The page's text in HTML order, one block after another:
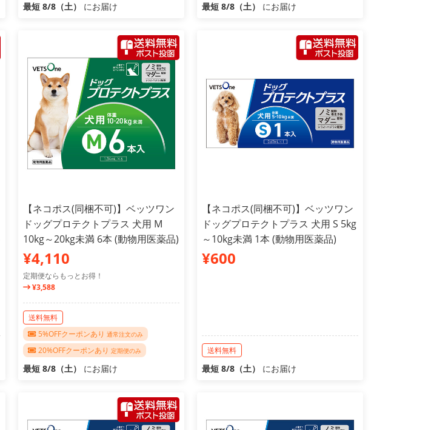
最短 8/8（土） にお届け 最短 8/8（土） にお届け
【ネコポス(同梱不可)】ベッツワン
ドッグプロテクトプラス 犬用 M
10kg～20kg未満 6本 (動物用医薬品)
¥4,110
定期便ならもっとお得！
¥3,588
送料無料
5%OFFクーポンあり 通常注文のみ
20%OFFクーポンあり 定期便のみ
最短 8/8（土） にお届け
【ネコポス(同梱不可)】ベッツワン
ドッグプロテクトプラス 犬用 S 5kg
～10kg未満 1本 (動物用医薬品)
¥600
送料無料
最短 8/8（土） にお届け